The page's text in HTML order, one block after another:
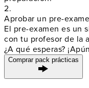
2.
Aprobar un pre-
El pre-examen es un
con tu profesor de la
¿A qué esperas?
Comprar pack prácticas